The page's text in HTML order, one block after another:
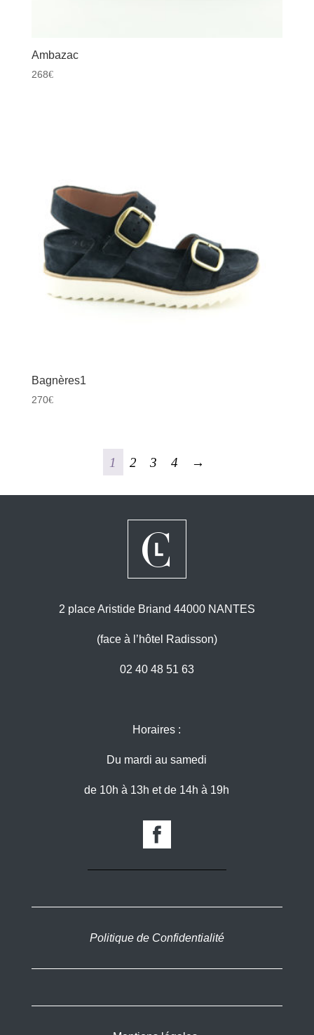
Ambazac
268€
Bagnères1
270€
1 2 3 4 →
2 place Aristide Briand 44000 NANTES
(face à l’hôtel Radisson)
02 40 48 51 63
Horaires :
Du mardi au samedi
de 10h à 13h et de 14h à 19h
Politique de Confidentialité